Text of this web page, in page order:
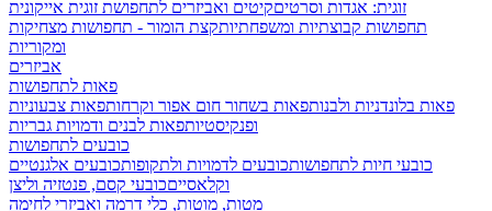
זוגית: אגדות וסרטיםקיטים ואביזרים לתחפושת זוגית אייקונית
תחפושות קבוצתיות ומשפחתיותקצת הומור - תחפושות מצחיקות
ומקוריות
אביזרים
פאות לתחפושות
פאות בלונדניות ולבנותפאות בשחור חום אפור וקרחותפאות צבעוניות
ופנקיסטיותפאות לבנים ודמויות גבריות
כובעים לתחפושות
כובעי חיות לתחפושותכובעים לדמויות ולתקופותכובעים אלגנטיים
וקלאסייםכובעי קסם, פנטזיה וליצן
מטות, מוטות, כלי דרמה ואביזרי לחימה